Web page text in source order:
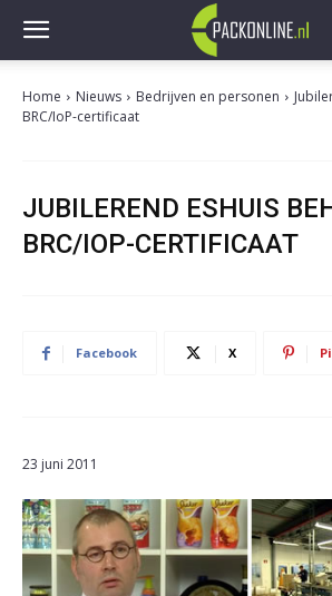
Home Nieuws Bedrijven en personen
BRC/IoP-certificaat
JUBILEREND ESHUIS
BRC/IOP-CERTIFICAAT
Facebook X
23 juni 2011